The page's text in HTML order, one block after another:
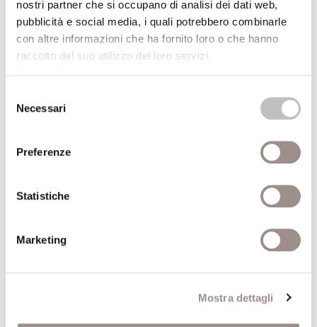
nostri partner che si occupano di analisi dei dati web,
pubblicità e social media, i quali potrebbero combinarle
con altre informazioni che ha fornito loro o che hanno
raccolto dal suo utilizzo dei loro servizi.
delNecessari
Preferenze
Statistiche
Marketing
Mostra dettagli
Emanuele Severino
Professore di Ontologia
Università Vita-Salute san
Anno
Roberto Franzini Tibaldeo
Anno
9788845922046
Comune
Milano